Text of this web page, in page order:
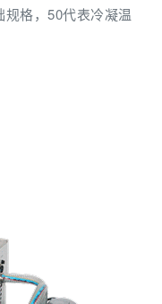
规格，50代表冷凝温